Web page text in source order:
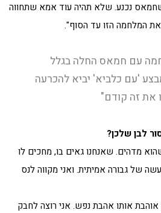
נכנע. שלא תהיה עוד אמא שתחווה
המלחמה הזו עד הסוף".
עם חמאס החלה בגלל
'עם כלביא' יביא להכרעה
את זה קודם"
לבן שלכן?
מדהים. שאנחנו גאים בו, מחכים לו
של גבורה אמיתית. ואני מקווה לנס
אוהבת אותו אהבת נפש. אני רוצה לחבק